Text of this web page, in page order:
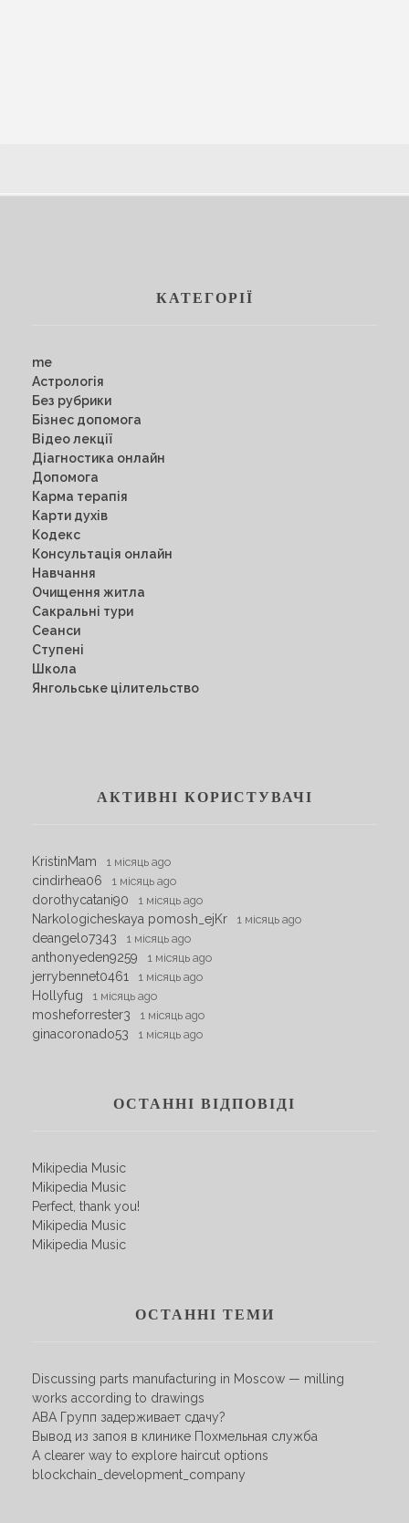
КАТЕГОРІЇ
me
Астрологія
Без рубрики
Бізнес допомога
Відео лекції
Діагностика онлайн
Допомога
Карма терапія
Карти духів
Кодекс
Консультація онлайн
Навчання
Очищення житла
Сакральні тури
Сеанси
Ступені
Школа
Янгольське цілительство
АКТИВНІ КОРИСТУВАЧІ
KristinMam 1 місяць ago
cindirhea06 1 місяць ago
dorothycatani90 1 місяць ago
Narkologicheskaya pomosh_ejKr 1 місяць ago
deangelo7343 1 місяць ago
anthonyeden9259 1 місяць ago
jerrybennet0461 1 місяць ago
Hollyfug 1 місяць ago
mosheforrester3 1 місяць ago
ginacoronado53 1 місяць ago
ОСТАННІ ВІДПОВІДІ
Mikipedia Music
Mikipedia Music
Perfect, thank you!
Mikipedia Music
Mikipedia Music
ОСТАННІ ТЕМИ
Discussing parts manufacturing in Moscow — milling
works according to drawings
АВА Групп задерживает сдачу?
Вывод из запоя в клинике Похмельная служба
A clearer way to explore haircut options
blockchain_development_company